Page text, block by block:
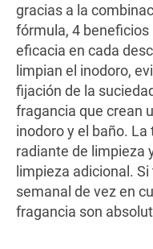
gracias a la
fórmula, 4
eficacia en cada
limpian el inodoro,
fijación de la
fragancia que crean
inodoro y el baño.
radiante de limpieza
limpieza adicional.
semanal de vez en
fragancia son